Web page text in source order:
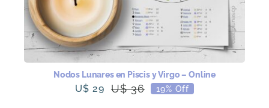
Nodos Lunares en Piscis y Virgo – Online
U$36El
U$ 29
El 19% Off